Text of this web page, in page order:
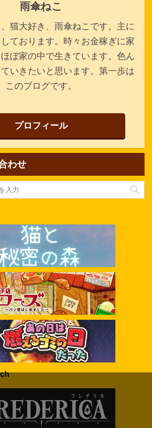
雨傘ねこ
猫大好き、雨傘ねこです。主に
ております。時々お金稼ぎに家
ぼ家の中で生きています。色ん
いきたいと思います。第一歩は
このブログです。
プロフィール
わせ